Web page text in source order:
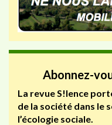
Abonnez-
La revue S!lence
de la société dans le
l’écologie sociale.